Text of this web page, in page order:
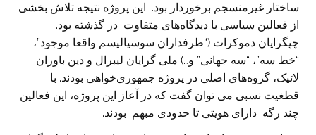
ساختار غیرمنسجم برخوردار بود. این پروژه نتیجه تلاش بخشی
از فعالین سیاسی با دیدگاه‌های متفاوت در گذشته بود.
چپگرایان دموکرات (“طرفداران سوسیالیسم واقعا موجود”،
“خط سه”، “سه جهانی” و…) ملی گرایان لیبرال و دین باوران
لائیک، گروه‌های اصلی در پروژه جمهوری‌خواهی بودند. با
قطغیت نسبی می توان گفت که در آعاز این پروژه، این فعالین
چند رگه دارای هویتی تا حدودی مبهم بودند.